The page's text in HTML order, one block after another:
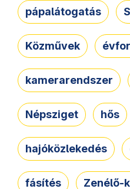
pápalátogatás
Közművek
kamerarendszer
Népsziget hős
hajóközlekedés
fásítés Zenélő-